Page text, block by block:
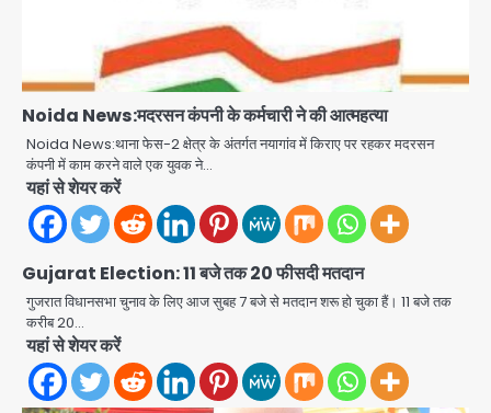
Noida News:मदरसन कंपनी के कर्मचारी ने की आत्महत्या
Noida News:थाना फेस-2 क्षेत्र के अंतर्गत नयागांव में किराए पर रहकर मदरसन
कंपनी में काम करने वाले एक युवक ने…
यहां से शेयर करें
Gujarat Election: 11 बजे तक 20 फीसदी मतदान
गुजरात विधानसभा चुनाव के लिए आज सुबह 7 बजे से मतदान शरू हो चुका हैं। 11 बजे तक
करीब 20…
यहां से शेयर करें
Gaur Chowk: चार मूर्ति चौक पर चलना
हुआ दुश्वार! उखड़ी सड़कें और जलभराव बना